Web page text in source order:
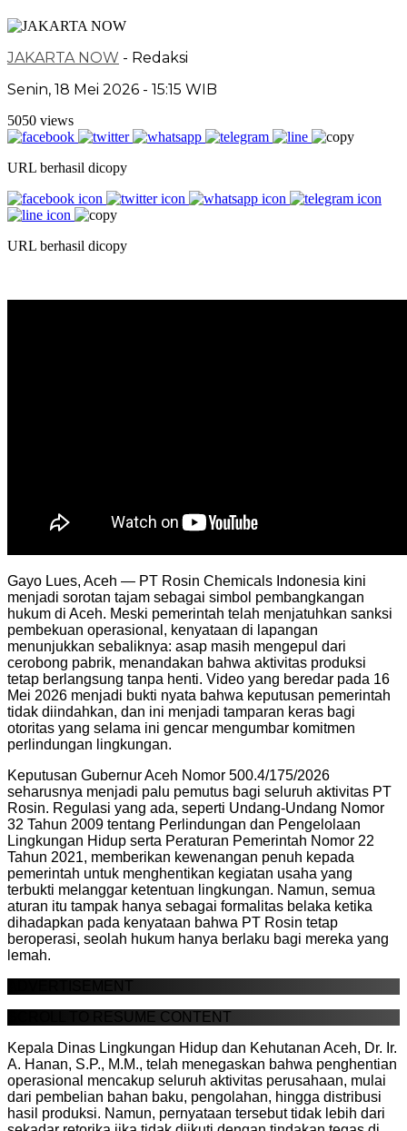
JAKARTA NOW - Redaksi
Senin, 18 Mei 2026 - 15:15 WIB
5050 views
URL berhasil dicopy
URL berhasil dicopy
Gayo Lues, Aceh — PT Rosin Chemicals Indonesia kini
menjadi sorotan tajam sebagai simbol pembangkangan
hukum di Aceh. Meski pemerintah telah menjatuhkan sanksi
pembekuan operasional, kenyataan di lapangan
menunjukkan sebaliknya: asap masih mengepul dari
cerobong pabrik, menandakan bahwa aktivitas produksi
tetap berlangsung tanpa henti. Video yang beredar pada 16
Mei 2026 menjadi bukti nyata bahwa keputusan pemerintah
tidak diindahkan, dan ini menjadi tamparan keras bagi
otoritas yang selama ini gencar mengumbar komitmen
perlindungan lingkungan.
Keputusan Gubernur Aceh Nomor 500.4/175/2026
seharusnya menjadi palu pemutus bagi seluruh aktivitas PT
Rosin. Regulasi yang ada, seperti Undang-Undang Nomor
32 Tahun 2009 tentang Perlindungan dan Pengelolaan
Lingkungan Hidup serta Peraturan Pemerintah Nomor 22
Tahun 2021, memberikan kewenangan penuh kepada
pemerintah untuk menghentikan kegiatan usaha yang
terbukti melanggar ketentuan lingkungan. Namun, semua
aturan itu tampak hanya sebagai formalitas belaka ketika
dihadapkan pada kenyataan bahwa PT Rosin tetap
beroperasi, seolah hukum hanya berlaku bagi mereka yang
lemah.
ADVERTISEMENT
SCROLL TO RESUME CONTENT
Kepala Dinas Lingkungan Hidup dan Kehutanan Aceh, Dr. Ir.
A. Hanan, S.P., M.M., telah menegaskan bahwa penghentian
operasional mencakup seluruh aktivitas perusahaan, mulai
dari pembelian bahan baku, pengolahan, hingga distribusi
hasil produksi. Namun, pernyataan tersebut tidak lebih dari